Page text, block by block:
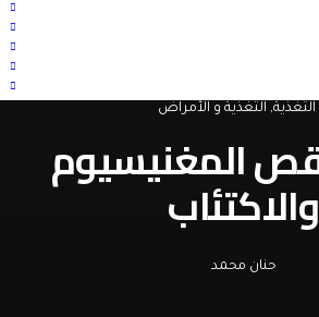
التغذية, التغذية و الأمراض
المغنيسيوم
والاكتئاب
حنان محمد